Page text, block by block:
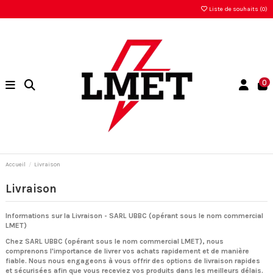
Liste de souhaits (0)
0
Accueil Livraison
Livraison
Informations sur la Livraison - SARL UBBC (opérant sous le nom commercial
LMET)
Chez SARL UBBC (opérant sous le nom commercial LMET), nous
comprenons l'importance de livrer vos achats rapidement et de manière
fiable. Nous nous engageons à vous offrir des options de livraison rapides
et sécurisées afin que vous receviez vos produits dans les meilleurs délais.